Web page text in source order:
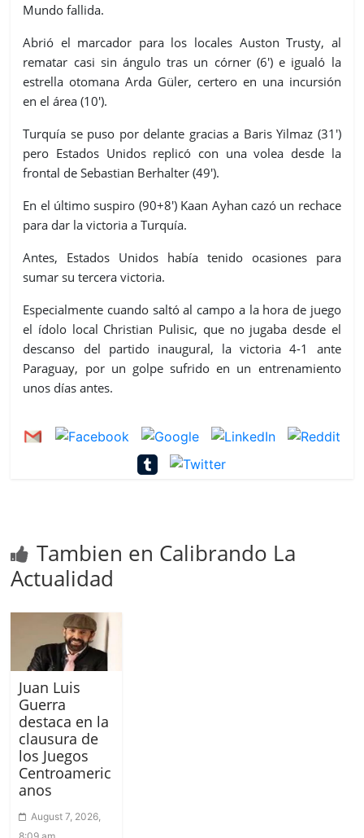
Mundo fallida.
Abrió el marcador para los locales Auston Trusty, al
rematar casi sin ángulo tras un córner (6') e igualó la
estrella otomana Arda Güler, certero en una incursión
en el área (10').
Turquía se puso por delante gracias a Baris Yilmaz (31')
pero Estados Unidos replicó con una volea desde la
frontal de Sebastian Berhalter (49').
En el último suspiro (90+8') Kaan Ayhan cazó un rechace
para dar la victoria a Turquía.
Antes, Estados Unidos había tenido ocasiones para
sumar su tercera victoria.
Especialmente cuando saltó al campo a la hora de juego
el ídolo local Christian Pulisic, que no jugaba desde el
descanso del partido inaugural, la victoria 4-1 ante
Paraguay, por un golpe sufrido en un entrenamiento
unos días antes.
Tambien en Calibrando La
Actualidad
Juan Luis
Guerra
destaca en la
clausura de
los Juegos
Centroameric
anos
August 7, 2026,